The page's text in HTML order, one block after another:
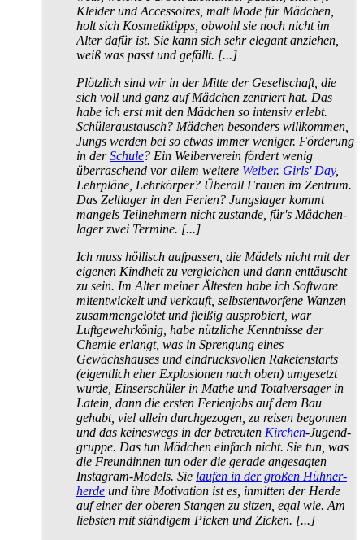
Kleider und Accessoires, malt Mode für Mädchen,
holt sich Kosmetik­tipps, obwohl sie noch nicht im
Alter dafür ist. Sie kann sich sehr elegant anziehen,
weiß was passt und gefällt. [...]
Plötzlich sind wir in der Mitte der Gesellschaft, die
sich voll und ganz auf Mädchen zentriert hat. Das
habe ich erst mit den Mädchen so intensiv erlebt.
Schüler­austausch? Mädchen besonders willkommen,
Jungs werden bei so etwas immer weniger. Förderung
in derSchule? Ein Weiber­verein fördert wenig
überraschend vor allem weitere Weiber. Girls' Day,
Lehrpläne, Lehrkörper? Überall Frauen im Zentrum.
Das Zeltlager in den Ferien? Jungs­lager kommt
mangels Teilnehmern nicht zustande, für's Mädchen­
lager zwei Termine. [...]
Ich muss höllisch aufpassen, die Mädels nicht mit der
eigenen Kindheit zu vergleichen und dann enttäuscht
zu sein. Im Alter meiner Ältesten habe ich Software
mit­entwickelt und verkauft, selbst­entworfene Wanzen
zusammen­gelötet und fleißig ausprobiert, war
Luftgewehr­könig, habe nützliche Kenntnisse der
Chemie erlangt, was in Sprengung eines
Gewächshauses und ein­drucks­vollen Raketenstarts
(eigentlich eher Explosionen nach oben) umgesetzt
wurde, Einser­schüler in Mathe und Totalversager in
Latein, dann die ersten Ferienjobs auf dem Bau
gehabt, viel allein durchgezogen, zu reisen begonnen
und das keineswegs in der betreuten Kirchen-Jugend­
gruppe. Das tun Mädchen einfach nicht. Sie tun, was
die Freundinnen tun oder die gerade angesagten
Instagram-Models. Sie laufen in der großen Hühner­
herde und ihre Motivation ist es, inmitten der Herde
auf einer der oberen Stangen zu sitzen, egal wie. Am
liebsten mit ständigem Picken und Zicken. [...]